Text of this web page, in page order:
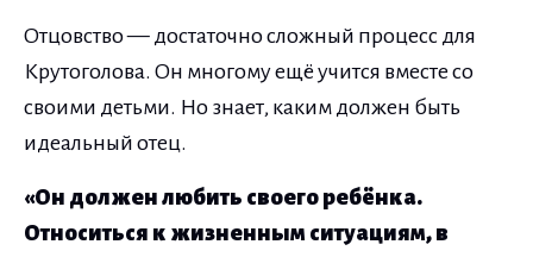
Отцовство — достаточно сложный процесс для
Крутоголова. Он многому ещё учится вместе со
своими детьми. Но знает, каким должен быть
идеальный отец.
«Он должен любить своего ребёнка.
Относиться к жизненным ситуациям, в